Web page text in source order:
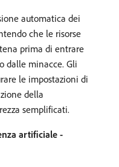
automatica dei
che le risorse
prima di entrare
dalle minacce. Gli
le impostazioni di
della
semplificati.
artificiale -